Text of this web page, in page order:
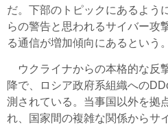
だ。下部のトピックにあるよう
らの警告と思われるサイバー攻
る通信が増加傾向にあるという。
ウクライナからの本格的な反
降で、ロシア政府系組織への
測されている。当事国以外を拠
れ、国家間の複雑な関係からサ